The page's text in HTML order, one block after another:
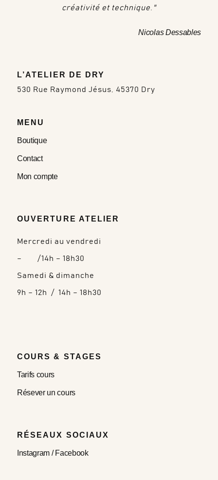
créativité et technique."
Nicolas Dessables
L’ATELIER DE DRY
530 Rue Raymond Jésus, 45370 Dry
MENU
Boutique
Contact
Mon compte
OUVERTURE ATELIER
Mercredi au vendredi
– /14h – 18h30
Samedi & dimanche
9h – 12h / 14h – 18h30
COURS & STAGES
Tarifs cours
Résever un cours
RÉSEAUX SOCIAUX
Instagram / Facebook